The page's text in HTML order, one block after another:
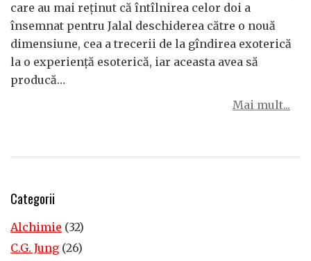
care au mai reținut că întîlnirea celor doi a
însemnat pentru Jalal deschiderea către o nouă
dimensiune, cea a trecerii de la gîndirea exoterică
la o experiență esoterică, iar aceasta avea să
producă…
Mai mult...
Categorii
Alchimie (32)
C.G. Jung (26)